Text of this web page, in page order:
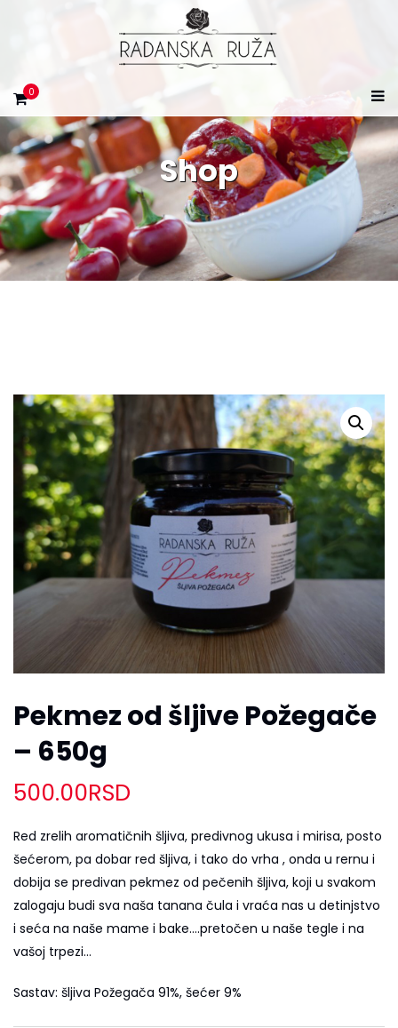
0
Shop
Pekmez od šljive Požegače
– 650g
500.00RSD
Red zrelih aromatičnih šljiva, predivnog ukusa i mirisa, posto
šećerom, pa dobar red šljiva, i tako do vrha , onda u rernu i
dobija se predivan pekmez od pečenih šljiva, koji u svakom
zalogaju budi sva naša tanana čula i vraća nas u detinjstvo
i seća na naše mame i bake….pretočen u naše tegle i na
vašoj trpezi…
Sastav: šljiva Požegača 91%, šećer 9%